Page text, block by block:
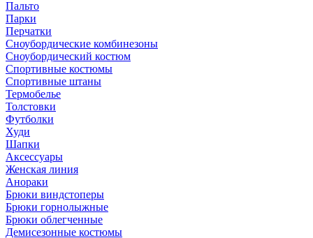
Пальто
Парки
Перчатки
Сноубордические комбинезоны
Сноубордический костюм
Спортивные костюмы
Спортивные штаны
Термобелье
Толстовки
Футболки
Худи
Шапки
Аксессуары
Женская линия
Анораки
Брюки виндстоперы
Брюки горнолыжные
Брюки облегченные
Демисезонные костюмы